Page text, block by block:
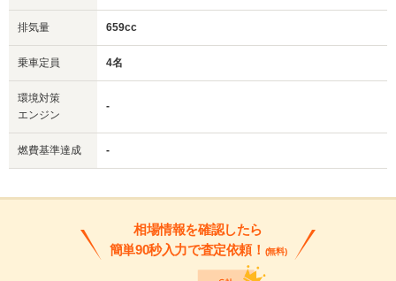
排気量 659cc
乗車定員 4名
環境対策
エンジン
-
燃費基準達成 -
相場情報を確認したら
簡単90秒入力で査定依頼！ (無料)